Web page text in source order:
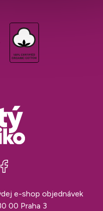
e-shop objednávek
00 Praha 3